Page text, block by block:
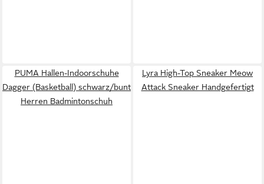
PUMA Hallen-Indoorschuhe
Dagger (Basketball) schwarz/bunt
Herren Badmintonschuh
Lyra High-Top Sneaker Meow
Attack Sneaker Handgefertigt